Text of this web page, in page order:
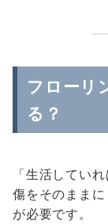
フローリ
る？
「生活してい
傷をそのまま
が必要です。